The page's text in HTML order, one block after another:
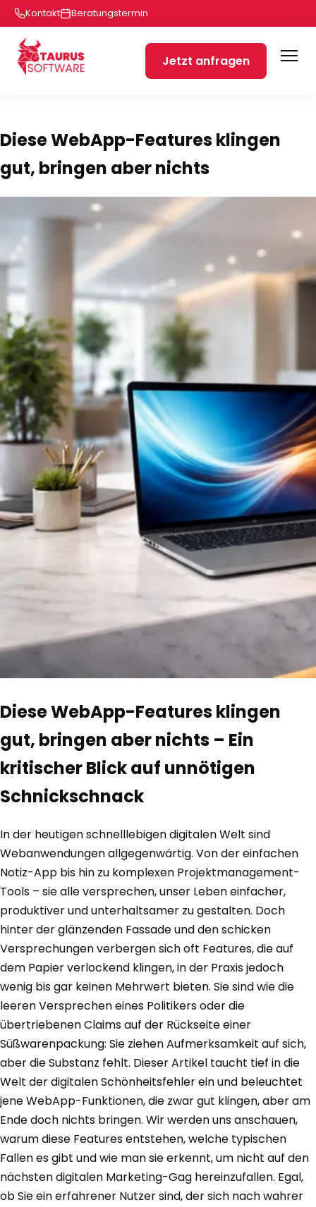
Kontakt Beratungstermin
Jetzt anfragen
Diese WebApp-Features klingen
gut, bringen aber nichts
Diese WebApp-Features klingen
gut, bringen aber nichts – Ein
kritischer Blick auf unnötigen
Schnickschnack
In der heutigen schnelllebigen digitalen Welt sind
Webanwendungen allgegenwärtig. Von der einfachen
Notiz-App bis hin zu komplexen Projektmanagement-
Tools – sie alle versprechen, unser Leben einfacher,
produktiver und unterhaltsamer zu gestalten. Doch
hinter der glänzenden Fassade und den schicken
Versprechungen verbergen sich oft Features, die auf
dem Papier verlockend klingen, in der Praxis jedoch
wenig bis gar keinen Mehrwert bieten. Sie sind wie die
leeren Versprechen eines Politikers oder die
übertriebenen Claims auf der Rückseite einer
Süßwarenpackung: Sie ziehen Aufmerksamkeit auf sich,
aber die Substanz fehlt. Dieser Artikel taucht tief in die
Welt der digitalen Schönheitsfehler ein und beleuchtet
jene WebApp-Funktionen, die zwar gut klingen, aber am
Ende doch nichts bringen. Wir werden uns anschauen,
warum diese Features entstehen, welche typischen
Fallen es gibt und wie man sie erkennt, um nicht auf den
nächsten digitalen Marketing-Gag hereinzufallen. Egal,
ob Sie ein erfahrener Nutzer sind, der sich nach wahrer